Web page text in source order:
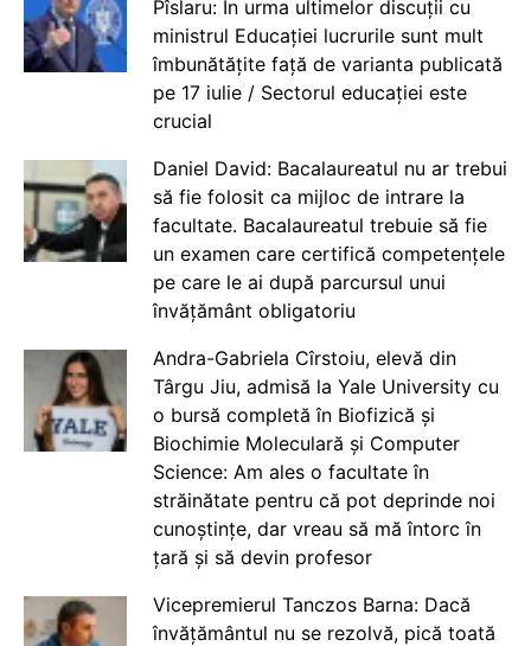
Pîslaru: În urma ultimelor discuții cu
ministrul Educației lucrurile sunt mult
îmbunătățite față de varianta publicată
pe 17 iulie / Sectorul educației este
crucial
Daniel David: Bacalaureatul nu ar trebui
să fie folosit ca mijloc de intrare la
facultate. Bacalaureatul trebuie să fie
un examen care certifică competențele
pe care le ai după parcursul unui
învățământ obligatoriu
Andra-Gabriela Cîrstoiu, elevă din
Târgu Jiu, admisă la Yale University cu
o bursă completă în Biofizică și
Biochimie Moleculară și Computer
Science: Am ales o facultate în
străinătate pentru că pot deprinde noi
cunoștințe, dar vreau să mă întorc în
țară și să devin profesor
Vicepremierul Tanczos Barna: Dacă
învățământul nu se rezolvă, pică toată